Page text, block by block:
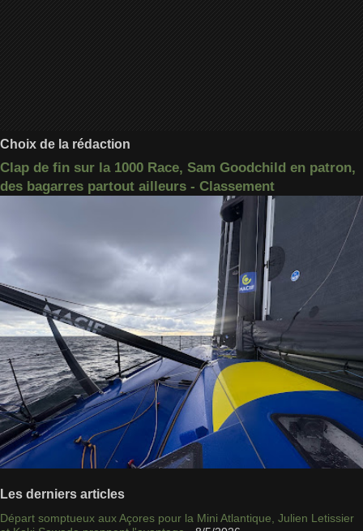
Choix de la rédaction
Clap de fin sur la 1000 Race, Sam Goodchild en patron,
des bagarres partout ailleurs - Classement
Les derniers articles
Départ somptueux aux Açores pour la Mini Atlantique, Julien Letissier